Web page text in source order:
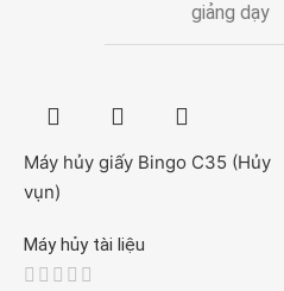
giảng dạy
Máy hủy giấy Bingo C35 (Hủy
vụn)
Máy hủy tài liệu